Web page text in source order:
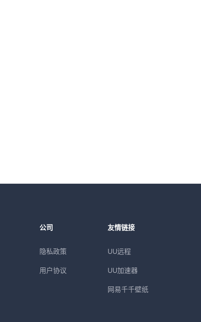
公司
隐私政策
用户协议
友情链接
UU远程
UU加速器
网易千千壁纸